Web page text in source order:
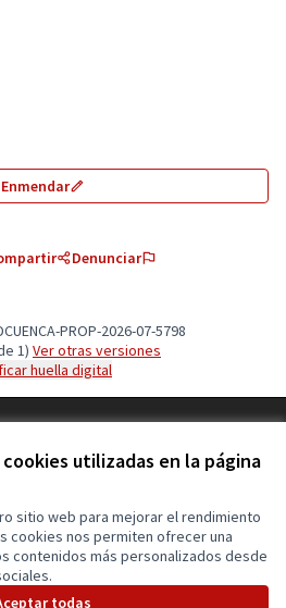
utilizadas en la página
sitio web para mejorar el rendimiento
cookies nos permiten ofrecer una
contenidos más personalizados desde
todas
Enmendar
Denunciar
PROP-2026-07-5798
1)
ver otras versiones
huella digital
Instagram
.